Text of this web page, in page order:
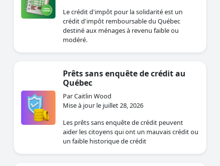
Le crédit d'impôt pour la solidarité est un
crédit d'impôt remboursable du Québec
destiné aux ménages à revenu faible ou
modéré.
Prêts sans enquête de crédit au
Québec
Par Caitlin Wood
Mise à jour le juillet 28, 2026
Les prêts sans enquête de crédit peuvent
aider les citoyens qui ont un mauvais crédit ou
un faible historique de crédit